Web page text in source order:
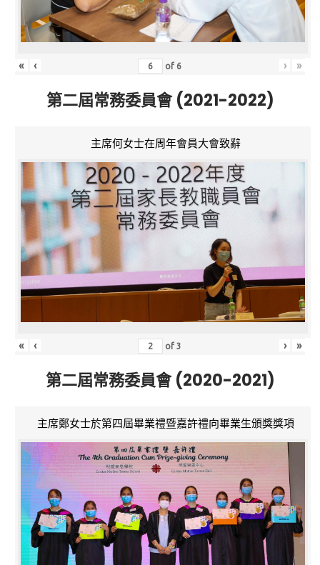
« ‹ of 6 › »
第二屆常務委員會 (2021-2022)
主席何女士在周年會員大會致辭
« ‹ of3 › »
第二屆常務委員會 (2020-2021)
主席鄭女士於第四屆畢業禮暨嘉許禮向畢業生頒獎獎項